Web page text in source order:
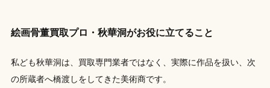
絵画骨董買取プロ・秋華洞がお役に立てること
私ども秋華洞は、買取専門業者ではなく、実際に作品を扱い、次
の所蔵者へ橋渡しをしてきた美術商です。